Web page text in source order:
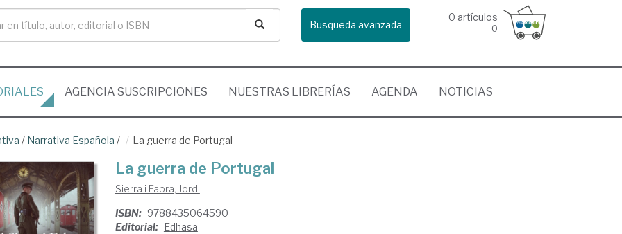
Busqueda avanzada
0 artículos
0
AGENCIA SUSCRIPCIONES NUESTRAS LIBRERÍAS AGENDA NOTICIAS
/ Narrativa Española / La guerra de Portugal
La guerra de Portugal
Sierra i Fabra, Jordi
ISBN: 9788435064590
Editorial: Edhasa